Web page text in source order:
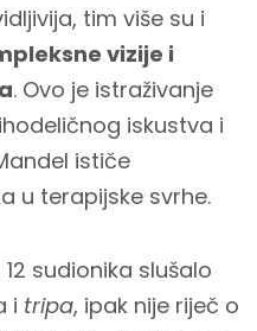
tim više su i
vizije i
. Ovo je istraživanje
iskustva i
ističe
u terapijske svrhe.
sudionika slušalo
i tripa, ipak nije riječ o